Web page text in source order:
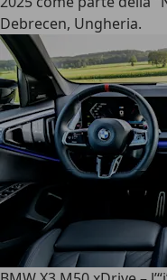
Debrecen, Ungheria.